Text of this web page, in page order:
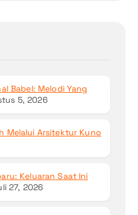
Babel: Melodi Yang
5, 2026
Melalui Arsitektur Kuno
Keluaran Saat Ini
27, 2026